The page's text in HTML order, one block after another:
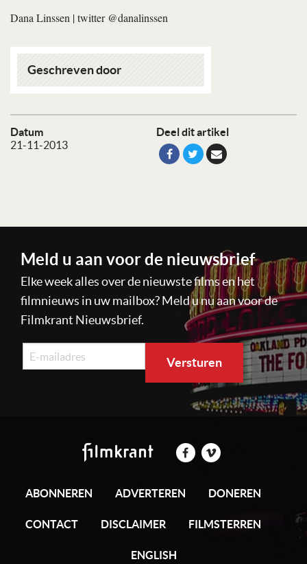
Datum
21-11-2013
Deel dit artikel
Dana Linssen | twitter @danalinssen
Geschreven door
Meld u aan voor de nieuwsbrief
Elke week alles over de nieuwste films en het
filmnieuws in uw mailbox? Meld u nu aan voor de
Filmkrant Nieuwsbrief.
ABONNEREN ADVERTEREN DONEREN
CONTACT DISCLAIMER FILMSTERREN
ENGLISH